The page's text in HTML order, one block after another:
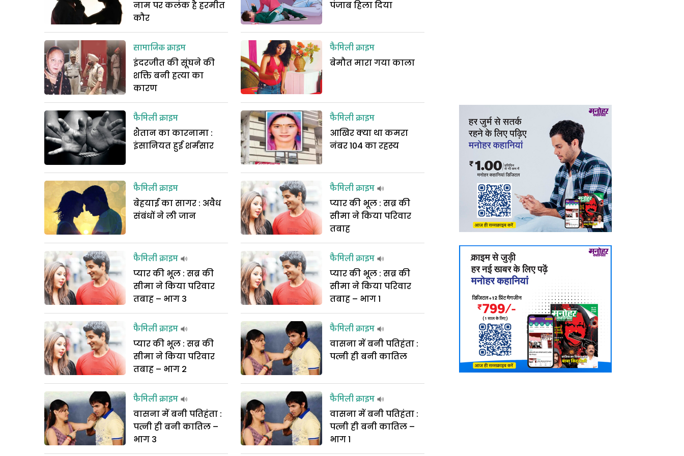
नाम पर कलंक है हरमीत
कौर
सामाजिक क्राइम
इंदरजीत की सूंघने की
शक्ति बनी हत्या का
कारण
पंजाब हिला दिया
फैमिली क्राइम
बेमौत मारा गया काला
फैमिली क्राइम
शैतान का कारनामा :
इंसानियत हुई शर्मसार
फैमिली क्राइम
बेहयाई का सागर : अवैध
संबंधों ने ली जान
फैमिली क्राइम
आखिर क्या था कमरा
नंबर 104 का रहस्य
फैमिली क्राइम
प्यार की भूल : सब्र की
सीमा ने किया परिवार
तबाह
फैमिली क्राइम
प्यार की भूल : सब्र की
सीमा ने किया परिवार
तबाह – भाग 3
फैमिली क्राइम
प्यार की भूल : सब्र की
सीमा ने किया परिवार
तबाह – भाग 2
फैमिली क्राइम
प्यार की भूल : सब्र की
सीमा ने किया परिवार
तबाह – भाग 1
फैमिली क्राइम
वासना में बनी पतिहंता :
पत्नी ही बनी कातिल
फैमिली क्राइम
वासना में बनी पतिहंता :
पत्नी ही बनी कातिल –
भाग 3
फैमिली क्राइम
वासना में बनी पतिहंता :
पत्नी ही बनी कातिल –
भाग 1